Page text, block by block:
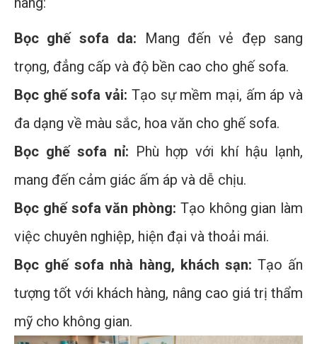
Bọc ghế sofa da: Mang đến vẻ đẹp sang
trọng, đẳng cấp và độ bền cao cho ghế sofa.
Bọc ghế sofa vải: Tạo sự mềm mại, ấm áp và
đa dạng về màu sắc, hoa văn cho ghế sofa.
Bọc ghế sofa nỉ: Phù hợp với khí hậu lạnh,
mang đến cảm giác ấm áp và dễ chịu.
Bọc ghế sofa văn phòng: Tạo không gian làm
việc chuyên nghiệp, hiện đại và thoải mái.
Bọc ghế sofa nhà hàng, khách sạn: Tạo ấn
tượng tốt với khách hàng, nâng cao giá trị thẩm
mỹ cho không gian.